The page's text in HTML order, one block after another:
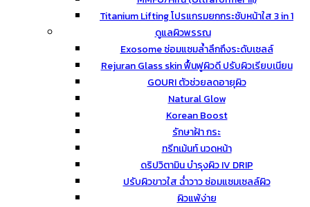
Titanium Lifting โปรแกรมยกกระชับหน้าใส 3 in 1
ดูแลผิวพรรณ
Exosome ซ่อมแซมล้ำลึกถึงระดับเซลล์
Rejuran Glass skin ฟื้นฟูผิวดี ปรับผิวเรียบเนียน
GOURI ตัวช่วยลดอายุผิว
Natural Glow
Korean Boost
รักษาฝ้า กระ
ทรีทเม้นท์ นวดหน้า
ดริปวิตามิน บำรุงผิว IV DRIP
ปรับผิวขาวใส ฉ่ำวาว ซ่อมแซมเซลล์ผิว
ผิวแพ้ง่าย